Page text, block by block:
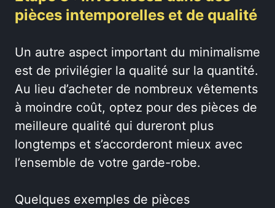
pièces intemporelles et de qualité
Un autre aspect important du minimalisme
est de privilégier la qualité sur la quantité.
Au lieu d’acheter de nombreux vêtements
à moindre coût, optez pour des pièces de
meilleure qualité qui dureront plus
longtemps et s’accorderont mieux avec
l’ensemble de votre garde-robe.
Quelques exemples de pièces